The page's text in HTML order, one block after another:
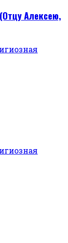
Алексею,